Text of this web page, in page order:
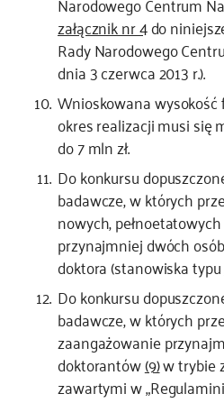
załącznik nr 4do
Rady Narodowego
dnia 3 czerwca 2013 r.).
Wnioskowana wysokość
okres realizacji musi się
do 7 mln zł.
Do konkursu
badawcze, w których
nowych,
przynajmniej dwóch
doktora (stanowiska
Do konkursu
badawcze, w których
zaangażowanie
doktorantów(9)w trybie
zawartymi w